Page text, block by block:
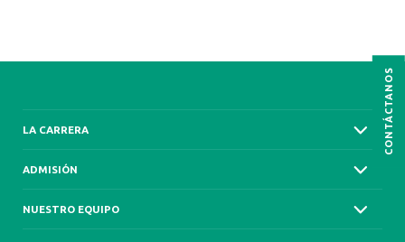
CONTÁCTANOS
LA CARRERA
ADMISIÓN
NUESTRO EQUIPO